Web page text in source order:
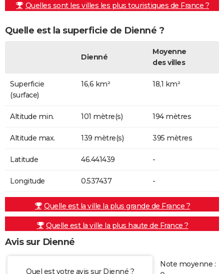
Quelles sont les villes les plus touristiques de France ?
Quelle est la superficie de Dienné ?
Dienné
Moyenne
des villes
Superficie
(surface)
16,6 km² 18,1 km²
Altitude min. 101 mètre(s) 194 mètres
Altitude max. 139 mètre(s) 395 mètres
Latitude 46.441439 -
Longitude 0.537437 -
Quelle est la ville la plus grande de France ?
Quelle est la ville la plus haute de France ?
Avis sur Dienné
Quel est votre avis sur Dienné ?
Note moyenne :